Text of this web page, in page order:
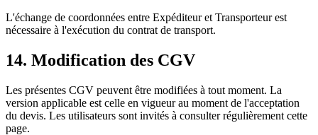
L'échange de coordonnées entre Expéditeur et Transporteur est
nécessaire à l'exécution du contrat de transport.
14. Modification des CGV
Les présentes CGV peuvent être modifiées à tout moment. La
version applicable est celle en vigueur au moment de l'acceptation
du devis. Les utilisateurs sont invités à consulter régulièrement cette
page.